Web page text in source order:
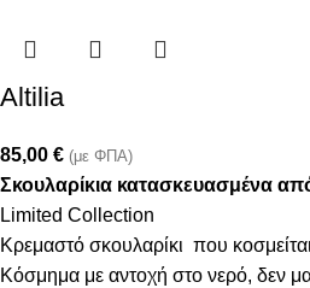
Altilia
85,00 € (με ΦΠΑ)
Σκουλαρίκια κατασκευασμένα
Limited Collection
Κρεμαστό σκουλαρίκι που
Κόσμημα με αντοχή στο νερό, δεν